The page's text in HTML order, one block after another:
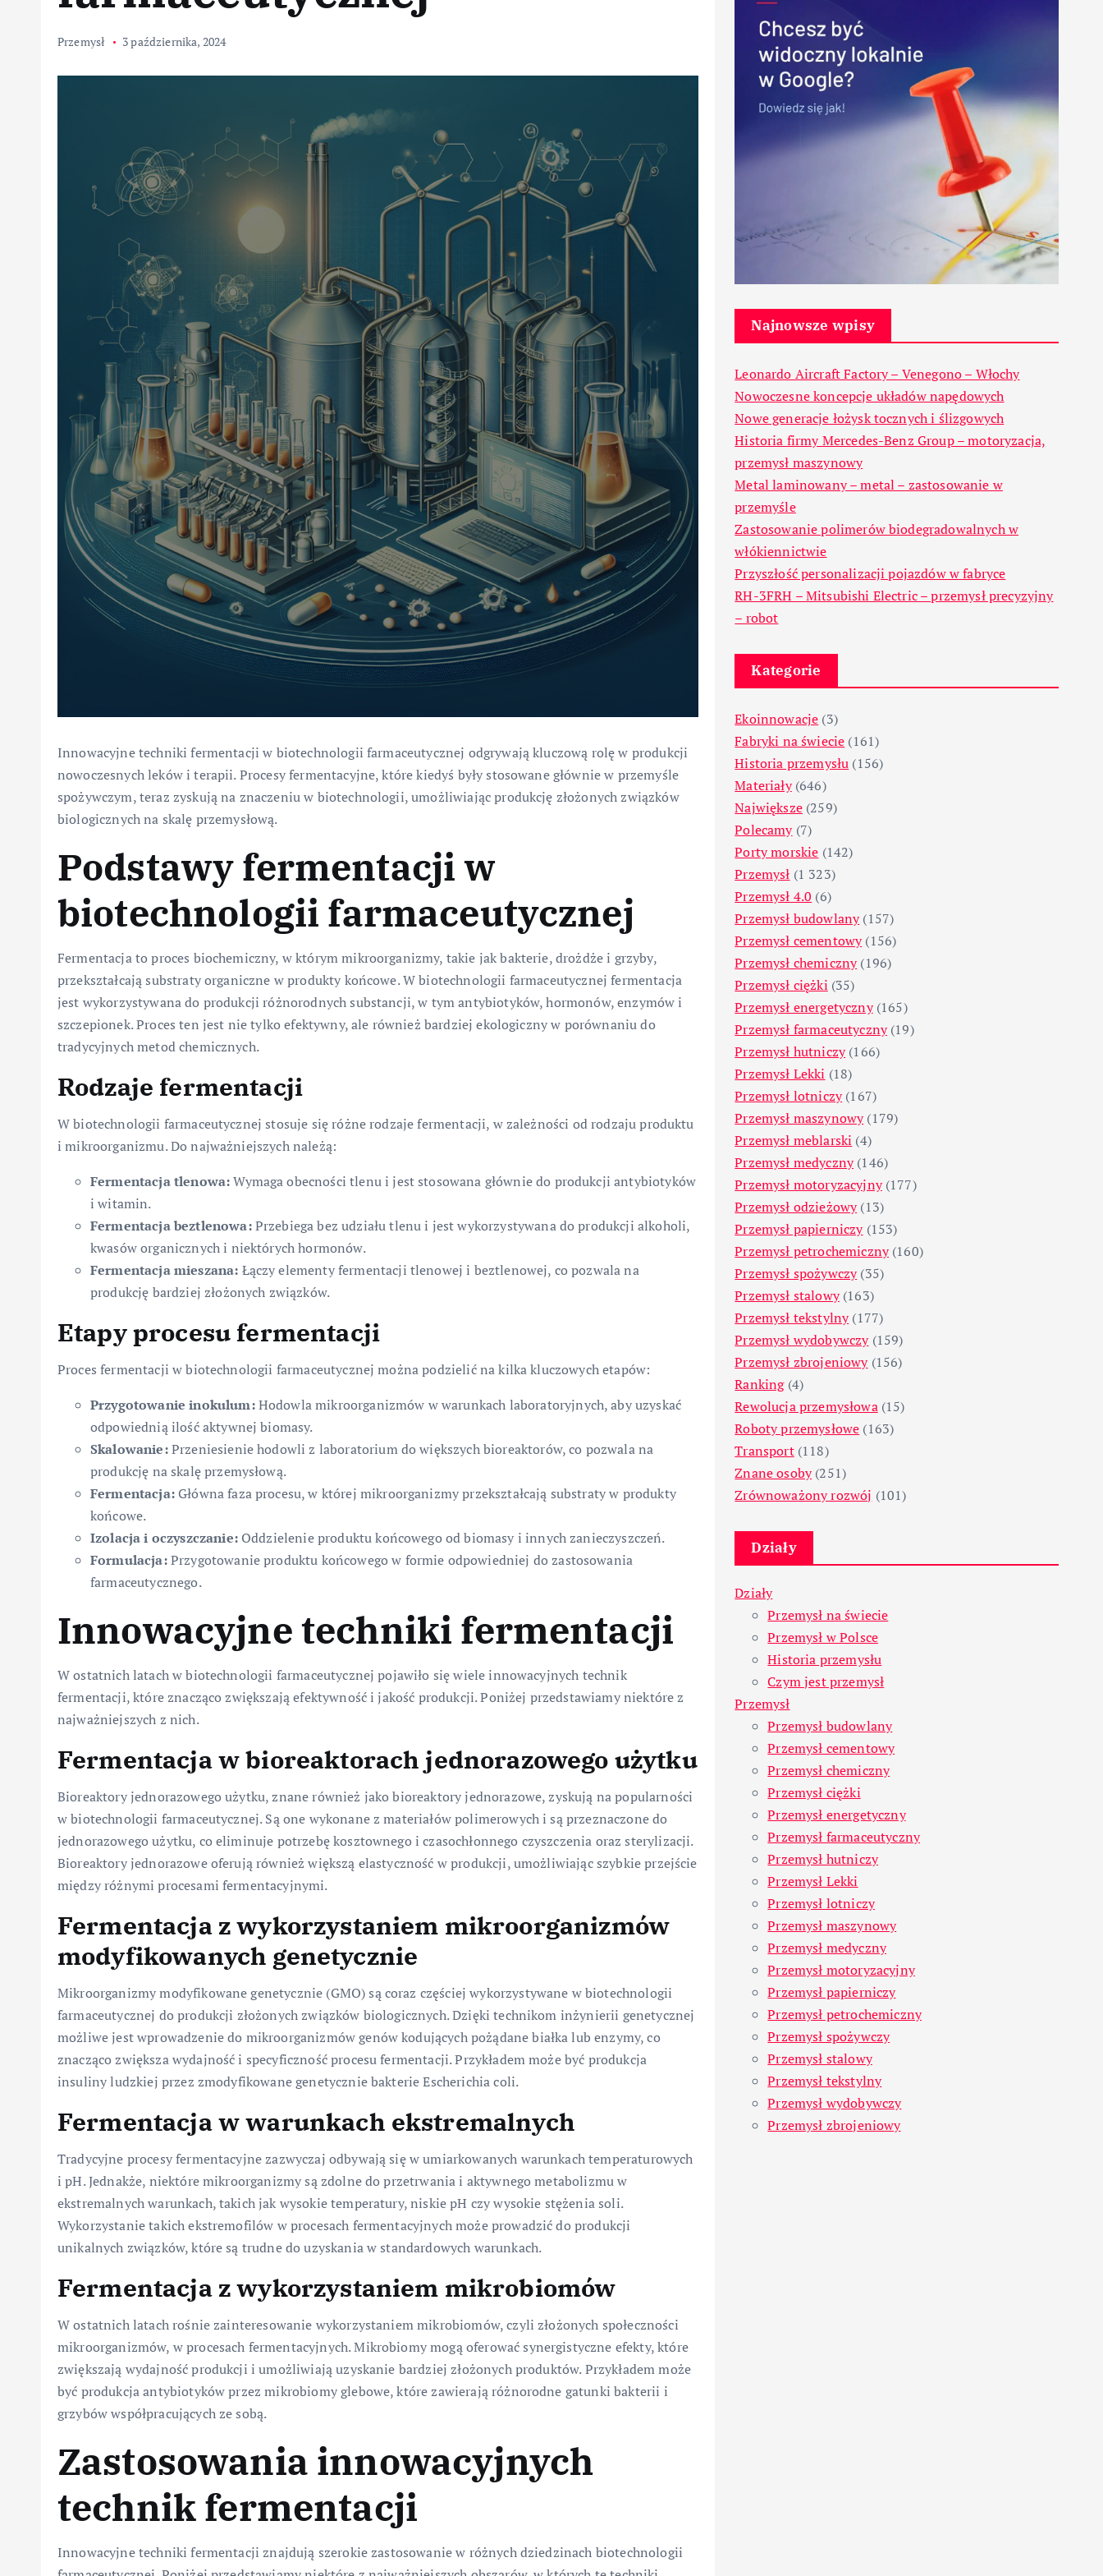
Przemysł 3 października, 2024
Innowacyjne techniki fermentacji w biotechnologii farmaceutycznej odgrywają kluczową rolę w produkcji
nowoczesnych leków i terapii. Procesy fermentacyjne, które kiedyś były stosowane głównie w przemyśle
spożywczym, teraz zyskują na znaczeniu w biotechnologii, umożliwiając produkcję złożonych związków
biologicznych na skalę przemysłową.
Podstawy fermentacji w
biotechnologii farmaceutycznej
Fermentacja to proces biochemiczny, w którym mikroorganizmy, takie jak bakterie, drożdże i grzyby,
przekształcają substraty organiczne w produkty końcowe. W biotechnologii farmaceutycznej fermentacja
jest wykorzystywana do produkcji różnorodnych substancji, w tym antybiotyków, hormonów, enzymów i
szczepionek. Proces ten jest nie tylko efektywny, ale również bardziej ekologiczny w porównaniu do
tradycyjnych metod chemicznych.
Rodzaje fermentacji
W biotechnologii farmaceutycznej stosuje się różne rodzaje fermentacji, w zależności od rodzaju produktu
i mikroorganizmu. Do najważniejszych należą:
Fermentacja tlenowa:Wymaga obecności tlenu i jest stosowana głównie do produkcji antybiotyków
i witamin.
Fermentacja beztlenowa:Przebiega bez udziału tlenu i jest wykorzystywana do produkcji alkoholi,
kwasów organicznych i niektórych hormonów.
Fermentacja mieszana: Łączy elementy fermentacji tlenowej i beztlenowej, co pozwala na
produkcję bardziej złożonych związków.
Etapy procesu fermentacji
Proces fermentacji w biotechnologii farmaceutycznej można podzielić na kilka kluczowych etapów:
Przygotowanie inokulum:Hodowla mikroorganizmów w warunkach laboratoryjnych, aby uzyskać
odpowiednią ilość aktywnej biomasy.
Skalowanie:Przeniesienie hodowli z laboratorium do większych bioreaktorów, co pozwala na
produkcję na skalę przemysłową.
Fermentacja:Główna faza procesu, w której mikroorganizmy przekształcają substraty w produkty
końcowe.
Izolacja i oczyszczanie:Oddzielenie produktu końcowego od biomasy i innych zanieczyszczeń.
Formulacja:Przygotowanie produktu końcowego w formie odpowiedniej do zastosowania
farmaceutycznego.
Innowacyjne techniki fermentacji
W ostatnich latach w biotechnologii farmaceutycznej pojawiło się wiele innowacyjnych technik
fermentacji, które znacząco zwiększają efektywność i jakość produkcji. Poniżej przedstawiamy niektóre z
najważniejszych z nich.
Fermentacja w bioreaktorach jednorazowego użytku
Bioreaktory jednorazowego użytku, znane również jako bioreaktory jednorazowe, zyskują na popularności
w biotechnologii farmaceutycznej. Są one wykonane z materiałów polimerowych i są przeznaczone do
jednorazowego użytku, co eliminuje potrzebę kosztownego i czasochłonnego czyszczenia oraz sterylizacji.
Bioreaktory jednorazowe oferują również większą elastyczność w produkcji, umożliwiając szybkie przejście
między różnymi procesami fermentacyjnymi.
Fermentacja z wykorzystaniem mikroorganizmów
modyfikowanych genetycznie
Mikroorganizmy modyfikowane genetycznie (GMO) są coraz częściej wykorzystywane w biotechnologii
farmaceutycznej do produkcji złożonych związków biologicznych. Dzięki technikom inżynierii genetycznej
możliwe jest wprowadzenie do mikroorganizmów genów kodujących pożądane białka lub enzymy, co
znacząco zwiększa wydajność i specyficzność procesu fermentacji. Przykładem może być produkcja
insuliny ludzkiej przez zmodyfikowane genetycznie bakterie Escherichia coli.
Fermentacja w warunkach ekstremalnych
Tradycyjne procesy fermentacyjne zazwyczaj odbywają się w umiarkowanych warunkach temperaturowych
i pH. Jednakże, niektóre mikroorganizmy są zdolne do przetrwania i aktywnego metabolizmu w
ekstremalnych warunkach, takich jak wysokie temperatury, niskie pH czy wysokie stężenia soli.
Wykorzystanie takich ekstremofilów w procesach fermentacyjnych może prowadzić do produkcji
unikalnych związków, które są trudne do uzyskania w standardowych warunkach.
Fermentacja z wykorzystaniem mikrobiomów
W ostatnich latach rośnie zainteresowanie wykorzystaniem mikrobiomów, czyli złożonych społeczności
mikroorganizmów, w procesach fermentacyjnych. Mikrobiomy mogą oferować synergistyczne efekty, które
zwiększają wydajność produkcji i umożliwiają uzyskanie bardziej złożonych produktów. Przykładem może
być produkcja antybiotyków przez mikrobiomy glebowe, które zawierają różnorodne gatunki bakterii i
grzybów współpracujących ze sobą.
Zastosowania innowacyjnych
technik fermentacji
Innowacyjne techniki fermentacji znajdują szerokie zastosowanie w różnych dziedzinach biotechnologii
Najnowsze wpisy
Leonardo Aircraft Factory – Venegono – Włochy
Nowoczesne koncepcje układów napędowych
Nowe generacje łożysk tocznych i ślizgowych
Historia firmy Mercedes-Benz Group – motoryzacja,
przemysł maszynowy
Metal laminowany – metal – zastosowanie w
przemyśle
Zastosowanie polimerów biodegradowalnych w
włókiennictwie
Przyszłość personalizacji pojazdów w fabryce
RH-3FRH – Mitsubishi Electric – przemysł precyzyjny
– robot
Kategorie
Ekoinnowacje (3)
Fabryki na świecie (161)
Historia przemysłu (156)
Materiały(646)
Największe(259)
Polecamy(7)
Porty morskie (142)
Przemysł (1 323)
Przemysł 4.0 (6)
Przemysł budowlany(157)
Przemysł cementowy(156)
Przemysł chemiczny(196)
Przemysł ciężki (35)
Przemysł energetyczny(165)
Przemysł farmaceutyczny(19)
Przemysł hutniczy(166)
Przemysł Lekki (18)
Przemysł lotniczy(167)
Przemysł maszynowy(179)
Przemysł meblarski (4)
Przemysł medyczny(146)
Przemysł motoryzacyjny(177)
Przemysł odzieżowy(13)
Przemysł papierniczy(153)
Przemysł petrochemiczny(160)
Przemysł spożywczy(35)
Przemysł stalowy(163)
Przemysł tekstylny(177)
Przemysł wydobywczy(159)
Przemysł zbrojeniowy(156)
Ranking(4)
Rewolucja przemysłowa(15)
Roboty przemysłowe (163)
Transport(118)
Znane osoby(251)
Zrównoważony rozwój (101)
Działy
Działy
Przemysł na świecie
Przemysł w Polsce
Historia przemysłu
Czym jest przemysł
Przemysł
Przemysł budowlany
Przemysł cementowy
Przemysł chemiczny
Przemysł ciężki
Przemysł energetyczny
Przemysł farmaceutyczny
Przemysł hutniczy
Przemysł Lekki
Przemysł lotniczy
Przemysł maszynowy
Przemysł medyczny
Przemysł motoryzacyjny
Przemysł papierniczy
Przemysł petrochemiczny
Przemysł spożywczy
Przemysł stalowy
Przemysł tekstylny
Przemysł wydobywczy
Przemysł zbrojeniowy